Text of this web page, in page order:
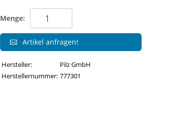
Menge:
Artikel anfragen!
Hersteller:
Pilz GmbH
Herstellernummer: 777301